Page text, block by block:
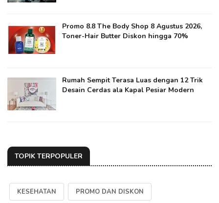
Promo 8.8 The Body Shop 8 Agustus 2026,
Toner-Hair Butter Diskon hingga 70%
Rumah Sempit Terasa Luas dengan 12 Trik
Desain Cerdas ala Kapal Pesiar Modern
TOPIK TERPOPULER
KESEHATAN PROMO DAN DISKON